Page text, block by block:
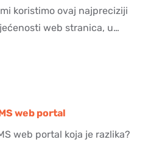
koristimo ovaj najpreciziji
web stranica, u…
web portal
web portal koja je razlika?